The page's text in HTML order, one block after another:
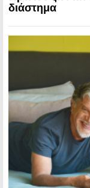
διάστημα